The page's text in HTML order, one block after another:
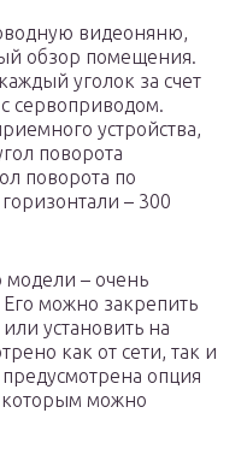
видеоняню,
обзор помещения.
уголок за счет
сервоприводом.
устройства,
поворота
поворота по
– 300
– очень
можно закрепить
установить на
как от сети, так и
опция
которым можно